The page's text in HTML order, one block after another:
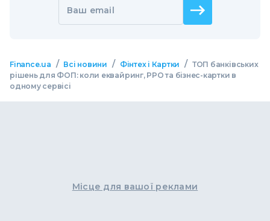
Ваш email
Finance.ua / Всі новини / Фінтех і Картки / ТОП банківських
рішень для ФОП: коли еквайринг, РРО та бізнес-картки в
одному сервісі
Місце для вашої реклами